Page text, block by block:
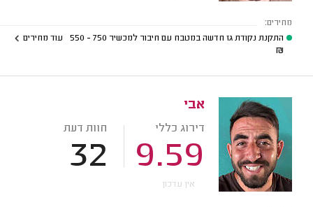
מחירים:
התקנת נקודת גז חדשה במטבח עם חיבור למכשיר 750 - 550
₪
עוד מחירים
אבי
דירוג כללי
9.59
חוות דעת
32
אין עדכון